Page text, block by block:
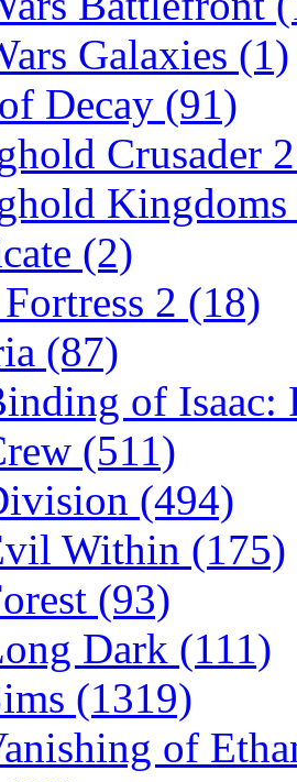
Galaxies (1)
Decay (91)
Crusader
Kingdoms
(2)
2 (18)
(87)
of
(511)
(494)
Within (175)
(93)
Dark (111)
(1319)
of